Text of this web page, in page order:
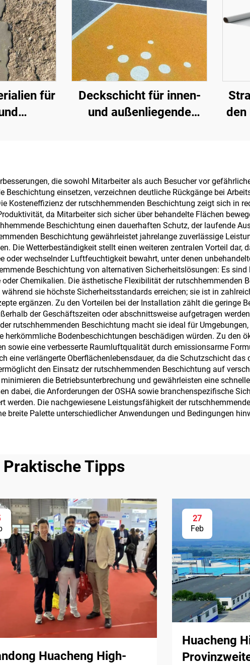
für
Deckschicht für innen-
und außenliegende
Asphaltstraßen, Asphalt-
Dachabdichtung, Silikon-
PU-Renovierung, PMA,
EPDM, wasser- bzw.
lösemittelbasierter
Epoxid-Untergrund,
Marmor, Pflastersteine,
durchlässiger Beton,
Fahrzeuganwendungen
usw.
den
und
die sowohl Mitarbeiter als auch Besucher vor
einsetzen, verzeichnen deutliche Rückgänge bei
Kosteneffizienz der rutschhemmenden Beschichtung zeigt sich in
da Mitarbeiter sich sicher über behandelte Flächen
Beschichtung einen dauerhaften Schutz, der laufende
Beschichtung gewährleistet jahrelange zuverlässige
Die Wetterbeständigkeit stellt einen weiteren zentralen Vorteil dar,
wechselnder Luftfeuchtigkeit bewahrt, unter denen
Beschichtung von alternativen Sicherheitslösungen: Es sind
Chemikalien. Die ästhetische Flexibilität der rutschhemmenden
sie höchste Sicherheitsstandards erreichen; sie ist in
ergänzen. Zu den Vorteilen bei der Installation zählt die geringe
der Geschäftszeiten oder abschnittsweise aufgetragen
rutschhemmenden Beschichtung macht sie ideal für
Bodenbeschichtungen beschädigen würden. Zu den
sowie eine verbesserte Raumluftqualität durch emissionsarme
verlängerte Oberflächenlebensdauer, da die Schutzschicht das
den Einsatz der rutschhemmenden Beschichtung auf
die Betriebsunterbrechung und gewährleisten eine
dabei, die Anforderungen der OSHA sowie branchenspezifische
Die nachgewiesene Leistungsfähigkeit der
breite Palette unterschiedlicher Anwendungen und Bedingungen
Praktische Tipps
Huacheng High-
27
Feb
Huacheng